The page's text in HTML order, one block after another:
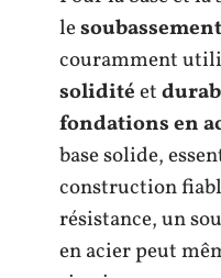
le
couramment
soliditéet
fondations en
base solide,
construction
résistance, un
en acier peut